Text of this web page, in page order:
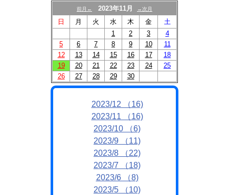
前月← 2023年11月 →次月
日 月 火 水 木 金
土
1
2 3
4
5
6 7 8 9 10
11
12
13 14 15 16 17
18
19
20 21 22 23 24
25
26
27 28 29 30
2023/12 （16)
2023/11 （16)
2023/10 （6)
2023/9 （11)
2023/8 （22)
2023/7 （18)
2023/6 （8)
2023/5 （10)